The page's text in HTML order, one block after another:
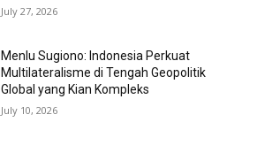
July 27, 2026
Menlu Sugiono: Indonesia Perkuat
Multilateralisme di Tengah Geopolitik
Global yang Kian Kompleks
July 10, 2026